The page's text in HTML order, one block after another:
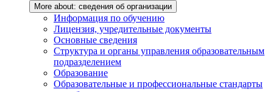
More about: сведения об организации
Информация по обучению
Лицензия, учредительные документы
Основные сведения
Структура и органы управления образовательным
подразделением
Образование
Образовательные и профессиональные стандарты